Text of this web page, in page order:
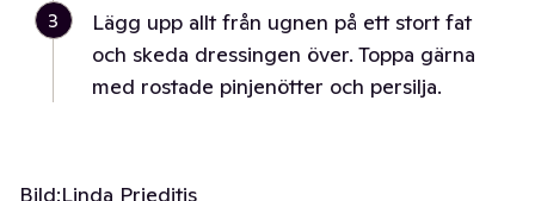
3
Lägg upp allt från ugnen på ett stort fat
och skeda dressingen över. Toppa gärna
med rostade pinjenötter och persilja.
Bild:Linda Prieditis